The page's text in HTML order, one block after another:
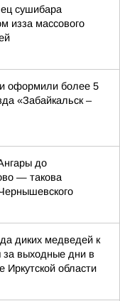
сушибара
изза массового
оформили более 5
«Забайкальск –
до
— такова
диких медведей к
выходные дни в
области